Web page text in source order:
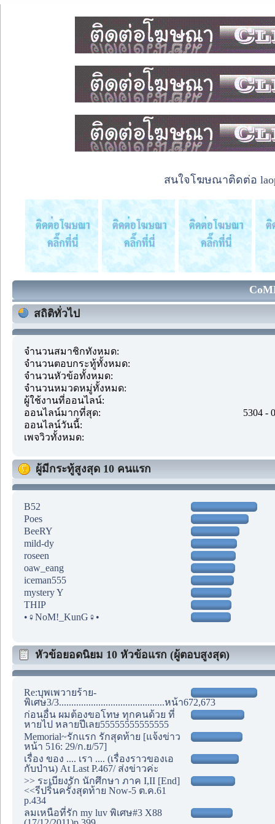
สนใจโฆษณาติดต่อ
สถิติทั่วไป
จำนวนสมาชิกทั้งหมด:
จำนวนตอบกระทู้ทั้งหมด:
จำนวนหัวข้อทั้งหมด:
จำนวนหมวดหมู่ทั้งหมด:
ผู้ใช้งานที่ออนไลน์:
ออนไลน์มากที่สุด:
5304 -
ออนไลน์วันนี้:
เพจวิวทั้งหมด:
ผู้มีกระทู้สูงสุด 10 คนแรก
B52
Poes
BeeRY
mild-dy
roseen
oaw_eang
iceman555
mystery Y
THIP
•♀NoM!_KunG♀•
หัวข้อยอดนิยม 10 หัวข้อแรก (ผู้ตอบสูงสุด)
Re:บุพเพวายร้าย-
พิเศษ3/3...........................................หน้า672,673
ก่อนอื่น ผมต้องขอโทษ ทุกคนด้วย ที่
หายไป หลายปีเลย55555555555555
Memorial~รักแรก รักสุดท้าย [แจ้งข่าว
หน้า 516: 29/ก.ย/57]
เรื่อง ของ .... เรา .... (เรื่องราวของเอ
กับป่าน) At Last P.467/ ส่งข่าวค่ะ
>> ระเบียงรัก นักศึกษา ภาค I,II [End]
<<รีปริ้นครั้งสุดท้าย Now-5 ต.ค.61
p.434
ลมเหนือที่รัก my luv พิเศษ#3 X88